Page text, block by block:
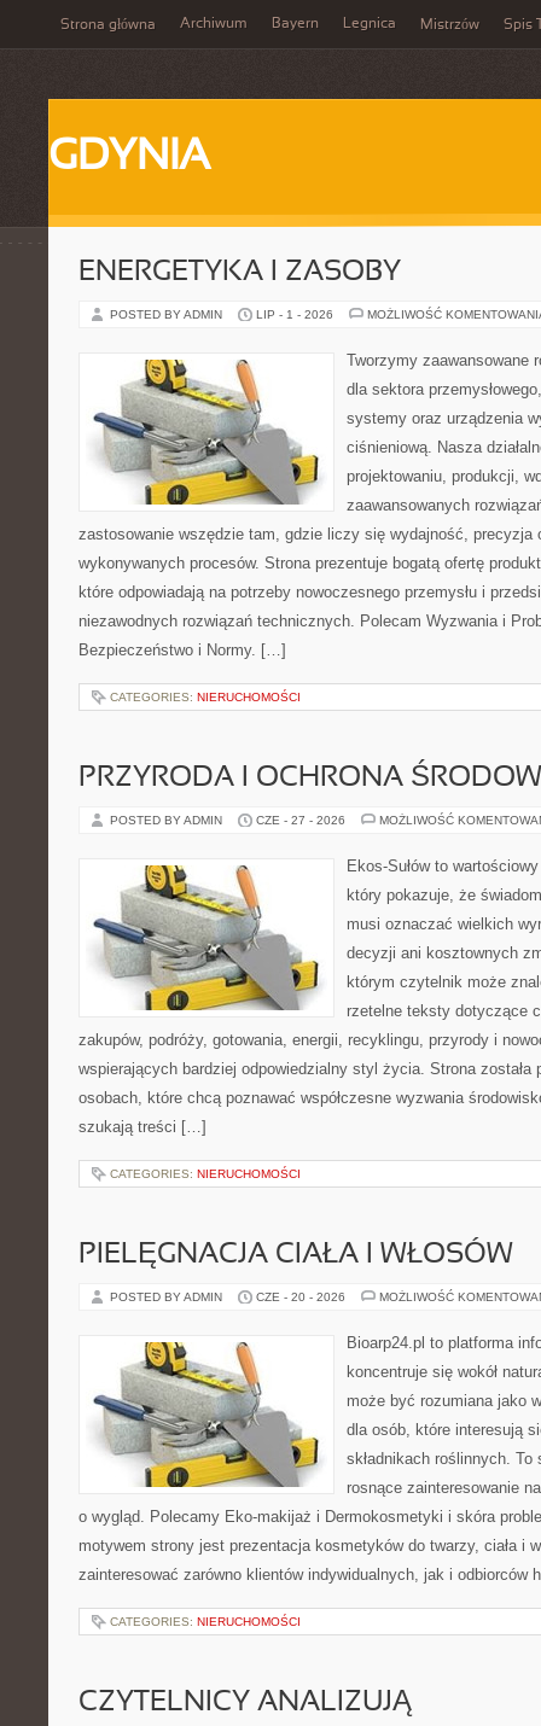
Strona główna Archiwum Bayern Legnica Mistrzów Spis
GDYNIA
ENERGETYKA I ZASOBY
POSTED BY ADMIN LIP - 1 - 2026 MOŻLIWOŚĆ
Tworzymy zaawansowane
dla sektora
systemy oraz urządzenia
ciśnieniową. Nasza
projektowaniu, produkcji,
zaawansowanych
zastosowanie wszędzie tam, gdzie liczy się wydajność, precyzja
wykonywanych procesów. Strona prezentuje bogatą ofertę
które odpowiadają na potrzeby nowoczesnego przemysłu i
niezawodnych rozwiązań technicznych. Polecam Wyzwania i
Bezpieczeństwo i Normy. […]
CATEGORIES: NIERUCHOMOŚCI
PRZYRODA I OCHRONA
POSTED BY ADMIN CZE - 27 - 2026 MOŻLIWOŚĆ
Ekos-Sułów to
który pokazuje, że
musi oznaczać wielkich
decyzji ani kosztownych
którym czytelnik może
rzetelne teksty dotyczące
zakupów, podróży, gotowania, energii, recyklingu, przyrody i
wspierających bardziej odpowiedzialny styl życia. Strona została
osobach, które chcą poznawać współczesne wyzwania
szukają treści […]
CATEGORIES: NIERUCHOMOŚCI
PIELĘGNACJA CIAŁA I WŁOSÓW
POSTED BY ADMIN CZE - 20 - 2026 MOŻLIWOŚĆ
Bioarp24.pl to platforma
koncentruje się wokół
może być rozumiana jako
dla osób, które interesują
składnikach roślinnych.
rosnące zainteresowanie
o wygląd. Polecamy Eko-makijaż i Dermokosmetyki i skóra
motywem strony jest prezentacja kosmetyków do twarzy, ciała i
zainteresować zarówno klientów indywidualnych, jak i
CATEGORIES: NIERUCHOMOŚCI
CZYTELNICY ANALIZUJĄ